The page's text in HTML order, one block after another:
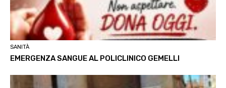
SANITÀ
EMERGENZA SANGUE AL POLICLINICO GEMELLI